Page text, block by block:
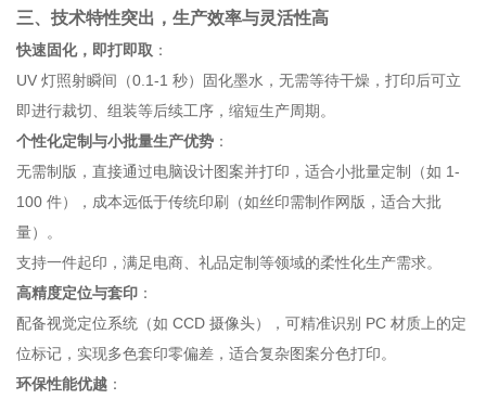
三、技术特性突出，生产效率与灵活性高
快速固化，即打即取 ：
UV 灯照射瞬间（0.1-1 秒）固化墨水，无需等待干燥，打印后可立
即进行裁切、组装等后续工序，缩短生产周期。
个性化定制与小批量生产优势 ：
无需制版，直接通过电脑设计图案并打印，适合小批量定制（如 1-
100 件），成本远低于传统印刷（如丝印需制作网版，适合大批
量）。
支持一件起印，满足电商、礼品定制等领域的柔性化生产需求。
高精度定位与套印 ：
配备视觉定位系统（如 CCD 摄像头），可精准识别 PC 材质上的定
位标记，实现多色套印零偏差，适合复杂图案分色打印。
环保性能优越 ：